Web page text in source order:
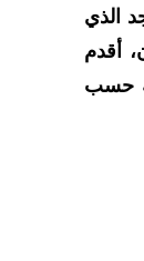
الذي
أقدم
حسب